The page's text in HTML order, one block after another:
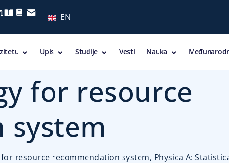
EN
Upis Studije Vesti Nauka
for resource
system
resource recommendation system, Physica A: